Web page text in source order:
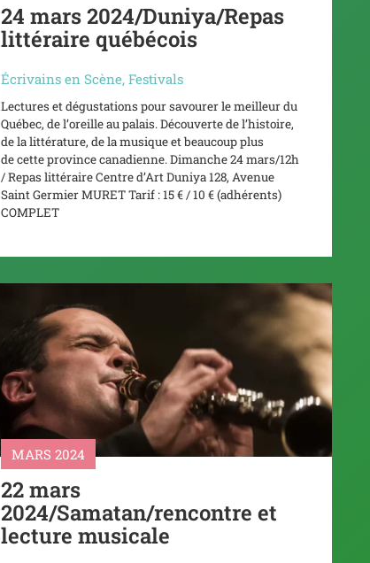
24 mars 2024/Duniya/Repas
littéraire québécois
Écrivains en Scène, Festivals
Lectures et dégustations pour savourer le meilleur du
Québec, de l’oreille au palais. Découverte de l’histoire,
de la littérature, de la musique et beaucoup plus
de cette province canadienne. Dimanche 24 mars/12h
/ Repas littéraire Centre d’Art Duniya 128, Avenue
Saint Germier MURET Tarif : 15 € / 10 € (adhérents)
COMPLET
MARS 2024
22 mars
2024/Samatan/rencontre et
lecture musicale